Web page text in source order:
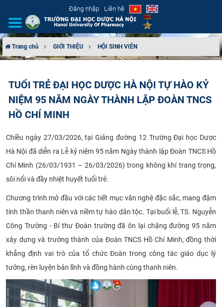
Đăng nhập Liên hệ
CƠ CẤU TỔ CHỨC
TUYỂN SINH
ĐÀO TẠO
ĐẢM BẢO CHẤT LƯỢNG
KHOA HỌC CÔNG NGHỆ
HTQT
CỰU NGƯỜI HỌC
Trang chủ GIỚI THIỆU HỘI SINH VIÊN
TUỔI TRẺ ĐẠI HỌC DƯỢC HÀ NỘI TỰ HÀO KỶ
NIỆM 95 NĂM NGÀY THÀNH LẬP ĐOÀN TNCS
HỒ CHÍ MINH
Chiều ngày 27/03/2026, tại Giảng đường 12 Trường Đại học Dược
Hà Nội đã diễn ra Lễ kỷ niệm 95 năm Ngày thành lập Đoàn TNCS Hồ
Chí Minh (26/03/1931 – 26/03/2026) trong không khí trang trọng,
sôi nổi và đầy nhiệt huyết tuổi trẻ.
Chương trình mở đầu với các tiết mục văn nghệ đặc sắc, mang đậm
tinh thần thanh niên và niềm tự hào dân tộc. Tại buổi lễ, TS. Nguyễn
Công Trường - Bí thư Đoàn trường đã ôn lại chặng đường 95 năm
xây dựng và trưởng thành của Đoàn TNCS Hồ Chí Minh, đồng thời
khẳng định vai trò của tổ chức Đoàn trong công tác giáo dục lý
tưởng, rèn luyện bản lĩnh và đồng hành cùng thanh niên.